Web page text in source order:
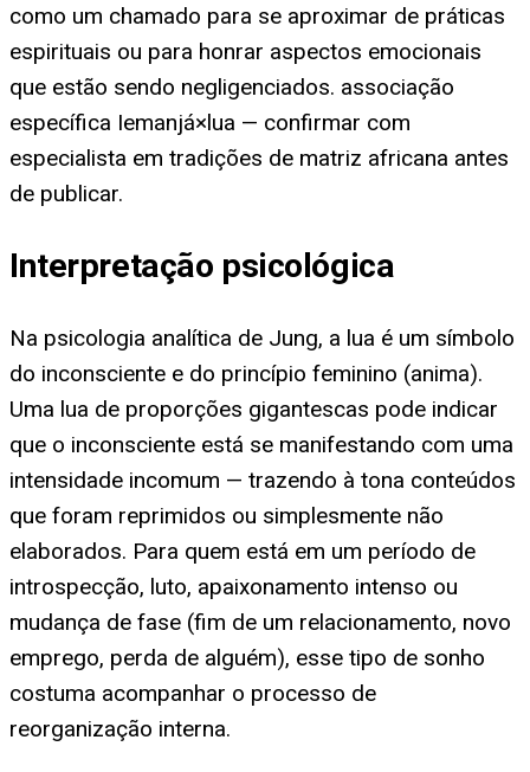
como um chamado para se aproximar de práticas
espirituais ou para honrar aspectos emocionais
que estão sendo negligenciados. associação
específica Iemanjá×lua — confirmar com
especialista em tradições de matriz africana antes
de publicar.
Interpretação psicológica
Na psicologia analítica de Jung, a lua é um símbolo
do inconsciente e do princípio feminino (anima).
Uma lua de proporções gigantescas pode indicar
que o inconsciente está se manifestando com uma
intensidade incomum — trazendo à tona conteúdos
que foram reprimidos ou simplesmente não
elaborados. Para quem está em um período de
introspecção, luto, apaixonamento intenso ou
mudança de fase (fim de um relacionamento, novo
emprego, perda de alguém), esse tipo de sonho
costuma acompanhar o processo de
reorganização interna.